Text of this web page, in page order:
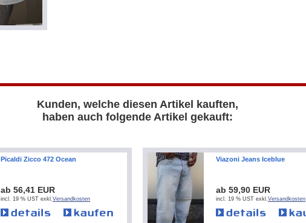
Kunden, welche diesen Artikel kauften,
haben auch folgende Artikel gekauft:
Picaldi Zicco 472 Ocean
ab 56,41 EUR
incl. 19 % UST exkl.Versandkosten
Viazoni Jeans Iceblue
ab 59,90 EUR
incl. 19 % UST exkl.Versandkosten